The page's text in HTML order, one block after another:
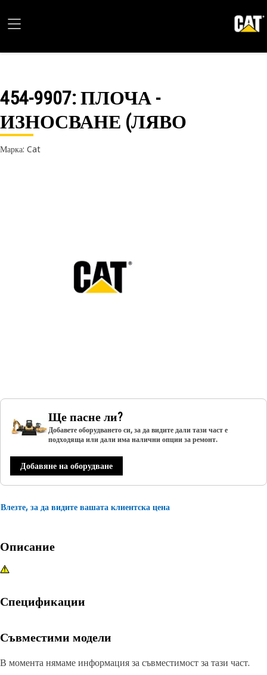
454-9907: ПЛОЧА -
ИЗНОСВАНЕ (ЛЯВО
Марка: Cat
Ще пасне ли?
Добавете оборудването си, за да видите дали тази част е
подходяща или дали има налични опции за ремонт.
Добавяне на оборудване
Влезте, за да видите вашата клиентска цена
Описание
Спецификации
Съвместими модели
В момента нямаме информация за съвместимост за тази част.